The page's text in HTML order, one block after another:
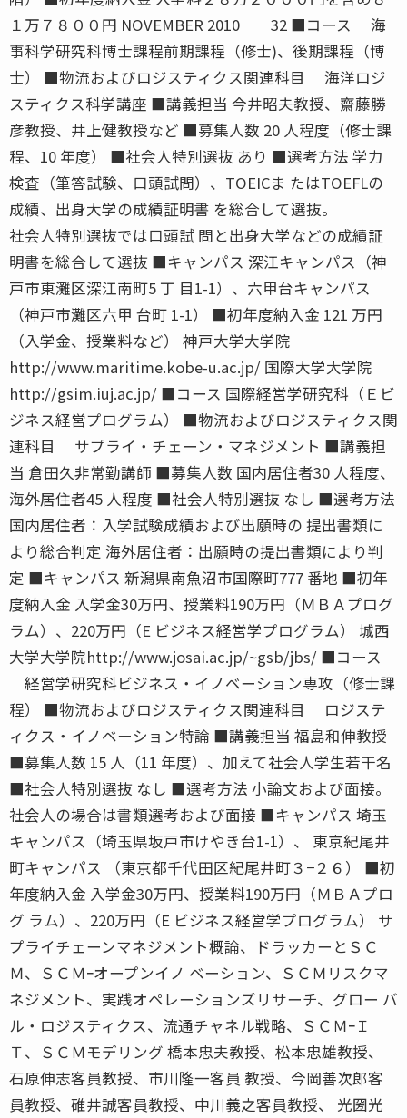
１万７８００円 NOVEMBER 2010 32 ■コース 海
事科学研究科博士課程前期課程（修士)、後期課程（博
士） ■物流およびロジスティクス関連科目 海洋ロジ
スティクス科学講座 ■講義担当 今井昭夫教授、齋藤勝
彦教授、井上健教授など ■募集人数 20 人程度（修士課
程、10 年度） ■社会人特別選抜 あり ■選考方法 学力
検査（筆答試験、口頭試問）、TOEICま たはTOEFLの
成績、出身大学の成績証明書 を総合して選抜。
社会人特別選抜では口頭試 問と出身大学などの成績証
明書を総合して選抜 ■キャンパス 深江キャンパス（神
戸市東灘区深江南町5 丁 目1-1）、六甲台キャンパス
（神戸市灘区六甲 台町 1-1） ■初年度納入金 121 万円
（入学金、授業料など） 神戸大学大学院
http://www.maritime.kobe-u.ac.jp/ 国際大学大学院
http://gsim.iuj.ac.jp/ ■コース 国際経営学研究科（Ｅビ
ジネス経営プログラム） ■物流およびロジスティクス関
連科目 サプライ・チェーン・マネジメント ■講義担
当 倉田久非常勤講師 ■募集人数 国内居住者30 人程度、
海外居住者45 人程度 ■社会人特別選抜 なし ■選考方法
国内居住者：入学試験成績および出願時の 提出書類に
より総合判定 海外居住者：出願時の提出書類により判
定 ■キャンパス 新潟県南魚沼市国際町777 番地 ■初年
度納入金 入学金30万円、授業料190万円（ＭＢＡプログ
ラム）、220万円（E ビジネス経営学プログラム） 城西
大学大学院http://www.josai.ac.jp/~gsb/jbs/ ■コース
経営学研究科ビジネス・イノベーション専攻（修士課
程） ■物流およびロジスティクス関連科目 ロジステ
ィクス・イノベーション特論 ■講義担当 福島和伸教授
■募集人数 15 人（11 年度）、加えて社会人学生若干名
■社会人特別選抜 なし ■選考方法 小論文および面接。
社会人の場合は書類選考および面接 ■キャンパス 埼玉
キャンパス（埼玉県坂戸市けやき台1-1）、 東京紀尾井
町キャンパス （東京都千代田区紀尾井町３−２６） ■初
年度納入金 入学金30万円、授業料190万円（ＭＢＡプロ
グ ラム）、220万円（E ビジネス経営学プログラム） サ
プライチェーンマネジメント概論、ドラッカーとＳＣ
Ｍ、ＳＣＭｰオープンイノ ベーション、ＳＣＭリスクマ
ネジメント、実践オペレーションズリサーチ、グロー バ
ル・ロジスティクス、流通チャネル戦略、ＳＣＭｰＩ
Ｔ、ＳＣＭモデリング 橋本忠夫教授、松本忠雄教授、
石原伸志客員教授、市川隆一客員 教授、今岡善次郎客
員教授、碓井誠客員教授、中川義之客員教授、 光圀光